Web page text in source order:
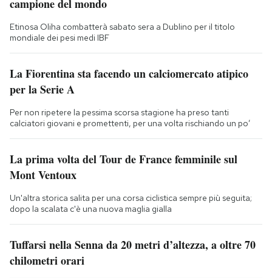
campione del mondo
Etinosa Oliha combatterà sabato sera a Dublino per il titolo
mondiale dei pesi medi IBF
La Fiorentina sta facendo un calciomercato atipico
per la Serie A
Per non ripetere la pessima scorsa stagione ha preso tanti
calciatori giovani e promettenti, per una volta rischiando un po’
La prima volta del Tour de France femminile sul
Mont Ventoux
Un'altra storica salita per una corsa ciclistica sempre più seguita;
dopo la scalata c'è una nuova maglia gialla
Tuffarsi nella Senna da 20 metri d’altezza, a oltre 70
chilometri orari